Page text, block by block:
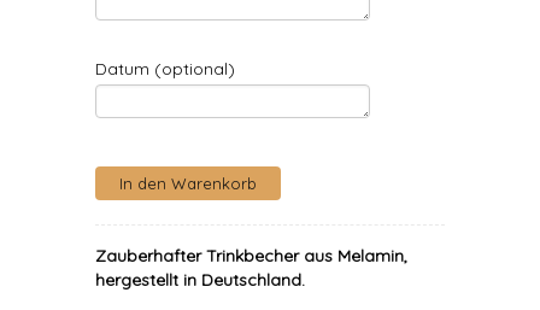
Datum (optional)
Zauberhafter Trinkbecher aus Melamin,
hergestellt in Deutschland.